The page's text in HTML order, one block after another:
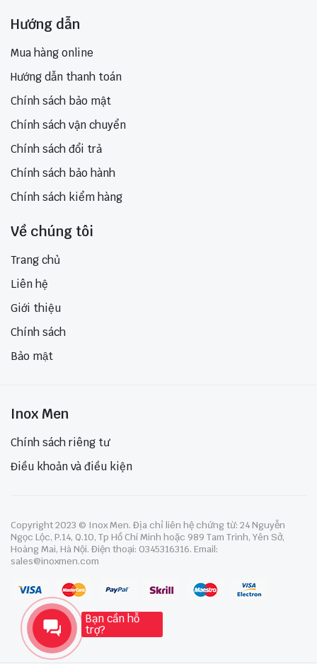
Hướng dẫn
Mua hàng online
Hướng dẫn thanh toán
Chính sách bảo mật
Chính sách vận chuyển
Chính sách đổi trả
Chính sách bảo hành
Chính sách kiểm hàng
Về chúng tôi
Trang chủ
Liên hệ
Giới thiệu
Chính sách
Bảo mật
Inox Men
Chính sách riêng tư
Điều khoản và điều kiện
Copyright 2023 © Inox Men. Địa chỉ liên hệ chứng từ: 24 Nguyễn
Ngọc Lộc, P.14, Q.10, Tp Hồ Chí Minh hoặc 989 Tam Trinh, Yên Sở,
Hoàng Mai, Hà Nội. Điện thoại: 0345316316. Email:
sales@inoxmen.com
Bạn cần hỗ
trợ?